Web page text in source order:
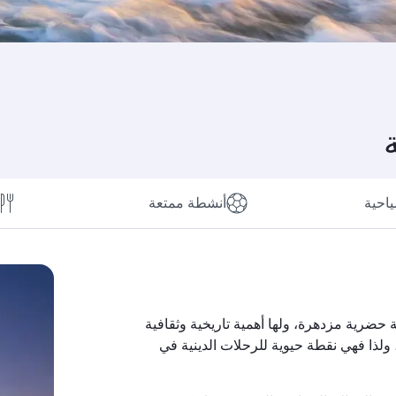
أنشطة ممتعة
حضرية مزدهرة، ولها أهمية تاريخية وثقافية
ولذا فهي نقطة حيوية للرحلات الدينية في